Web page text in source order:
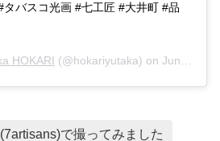
バスコ光画 #七工匠 #大井町 #品
HOKARI (@hokariyutaka) on Jun 25, 2019 at 3:46pm PDT
で撮ってみました